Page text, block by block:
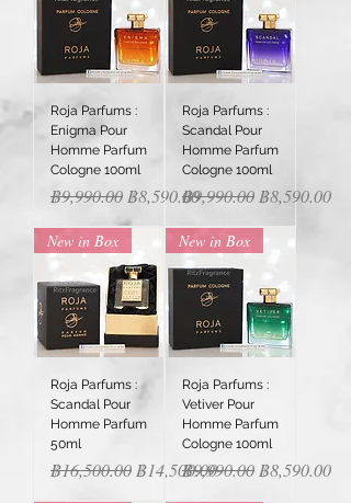
Roja Parfums :
Enigma Pour
Homme Parfum
Cologne 100ml
Regular Price
฿9,990.00 Sale Price
฿8,590.00
Roja Parfums :
Scandal Pour
Homme Parfum
Cologne 100ml
Regular Price
฿9,990.00 Sale Price
฿8,590.00
New in Box
Roja Parfums :
Scandal Pour
Homme Parfum
50ml
Regular Price
฿16,500.00 Sale Price
฿14,500.00
New in Box
Roja Parfums :
Vetiver Pour
Homme Parfum
Cologne 100ml
Regular Price
฿9,990.00 Sale Price
฿8,590.00